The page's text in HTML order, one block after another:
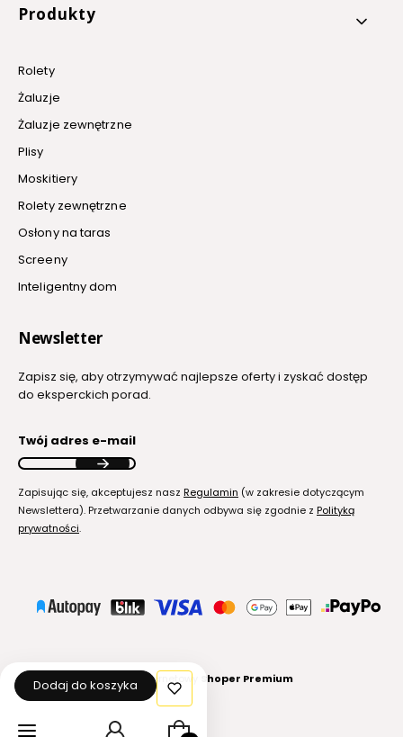
Produkty
Rolety
Żaluzje
Żaluzje zewnętrzne
Plisy
Moskitiery
Rolety zewnętrzne
Osłony na taras
Screeny
Inteligentny dom
Newsletter
Zapisz się, aby otrzymywać najlepsze oferty i zyskać dostęp
do eksperckich porad.
Twój adres e-mail
Zapisując się, akceptujesz nasz Regulamin (w zakresie dotyczącym
Newslettera). Przetwarzanie danych odbywa się zgodnie z Polityką
prywatności.
Sklep internetowy Shoper Premium
Dodaj do koszyka
Produkty w koszyku: 0. Zobacz